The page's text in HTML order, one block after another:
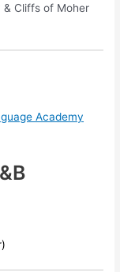
& Cliffs of Moher
Academy